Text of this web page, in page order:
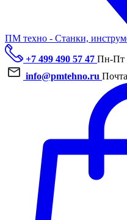
ПМ техно - Станки,
+7 499 490 57 47 Пн-Пт
info@pmtehno.ru Почта